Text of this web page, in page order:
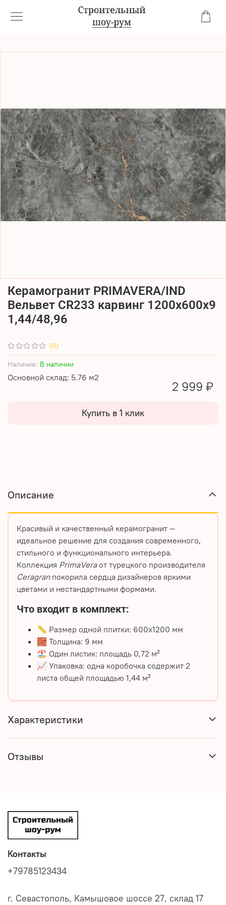
(0)
Наличие: В наличии
Основной склад: 5.76 м2
Керамогранит PRIMAVERA/IND
Вельвет CR233 карвинг 1200х600х9
1,44/48,96
2 999 ₽
Купить в 1 клик
Описание
Красивый и качественный керамогранит —
идеальное решение для создания современного,
стильного и функционального интерьера.
Коллекция PrimaVeraот турецкого производителя
Ceragranпокорила сердца дизайнеров яркими
цветами и нестандартными формами.
Что входит в комплект:
📏 Размер одной плитки: 600х1200 мм
🧱 Толщина: 9 мм
🏖️ Один листик: площадь 0,72 м²
📈 Упаковка: одна коробочка содержит 2
листа общей площадью 1,44 м²
Характеристики
Отзывы
Контакты
+79785123434
г. Севастополь, Камышовое шоссе 27, склад 17